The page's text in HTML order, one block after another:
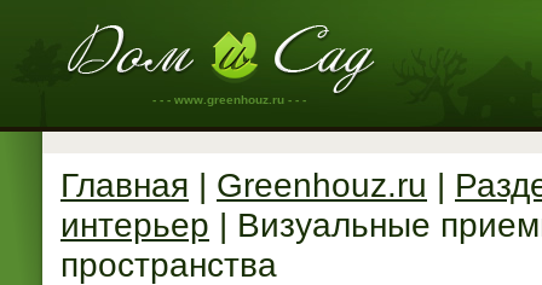
- - - www.greenhouz.ru - - -
Главная | Greenhouz.ru |
интерьер | Визуальные
пространства